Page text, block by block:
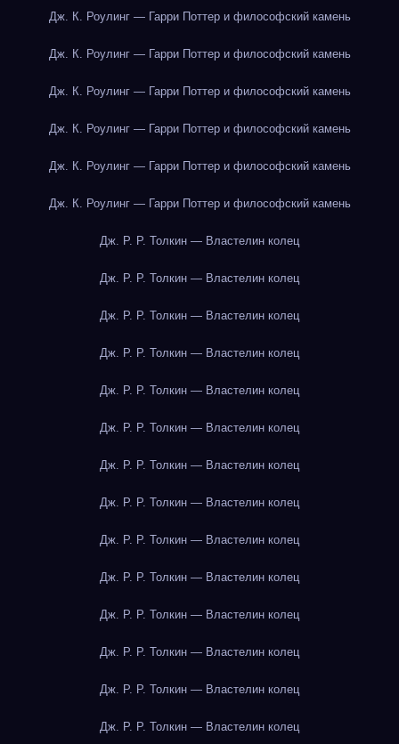
Дж. К. Роулинг — Гарри Поттер и философский камень
Дж. К. Роулинг — Гарри Поттер и философский камень
Дж. К. Роулинг — Гарри Поттер и философский камень
Дж. К. Роулинг — Гарри Поттер и философский камень
Дж. К. Роулинг — Гарри Поттер и философский камень
Дж. К. Роулинг — Гарри Поттер и философский камень
Дж. Р. Р. Толкин — Властелин колец
Дж. Р. Р. Толкин — Властелин колец
Дж. Р. Р. Толкин — Властелин колец
Дж. Р. Р. Толкин — Властелин колец
Дж. Р. Р. Толкин — Властелин колец
Дж. Р. Р. Толкин — Властелин колец
Дж. Р. Р. Толкин — Властелин колец
Дж. Р. Р. Толкин — Властелин колец
Дж. Р. Р. Толкин — Властелин колец
Дж. Р. Р. Толкин — Властелин колец
Дж. Р. Р. Толкин — Властелин колец
Дж. Р. Р. Толкин — Властелин колец
Дж. Р. Р. Толкин — Властелин колец
Дж. Р. Р. Толкин — Властелин колец